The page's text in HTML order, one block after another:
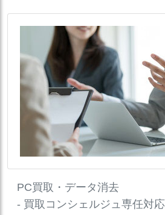
PC買取・データ消去
- 買取コンシェルジュ専任対応